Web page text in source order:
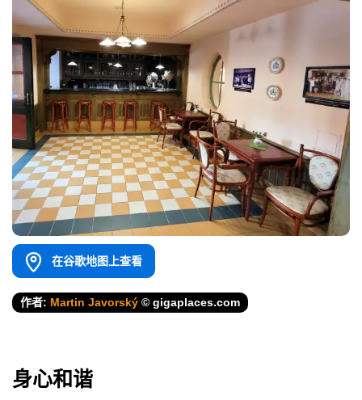
在谷歌地图上查看
作者: Martin Javorský © gigaplaces.com
身心和谐